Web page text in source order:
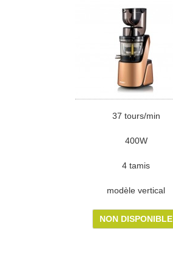
37 tours/min
400W
4 tamis
modèle vertical
NON DISPONIBLE